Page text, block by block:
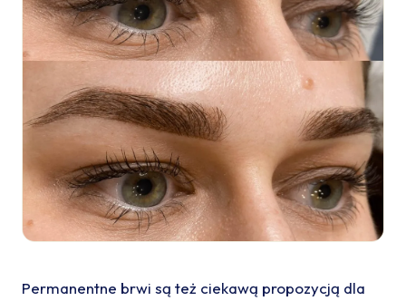
Permanentne brwi są też ciekawą propozycją dla